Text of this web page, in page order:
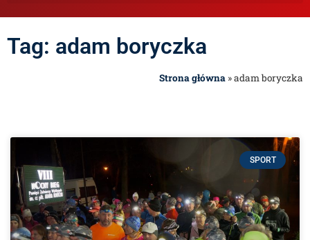
Tag: adam boryczka
Strona główna »adam boryczka
SPORT